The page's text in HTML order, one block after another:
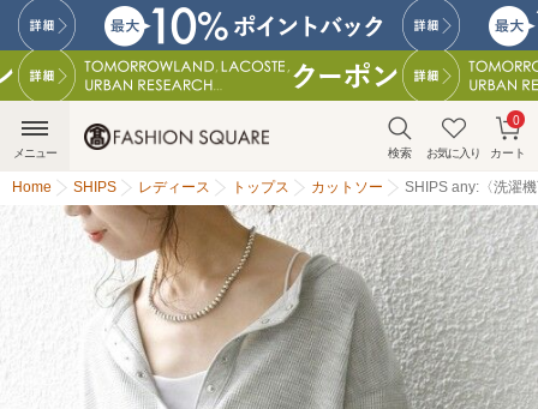
検索 お気に入り カート
0
メニュー
Home SHIPS レディース トップス カットソー SHIPS any:〈洗濯